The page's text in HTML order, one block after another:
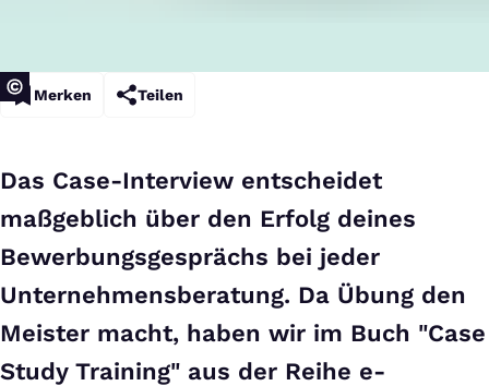
Merken Teilen
Das Case-Interview entscheidet
maßgeblich über den Erfolg deines
Bewerbungsgesprächs bei jeder
Unternehmensberatung. Da Übung den
Meister macht, haben wir im Buch "Case
Study Training" aus der Reihe e-